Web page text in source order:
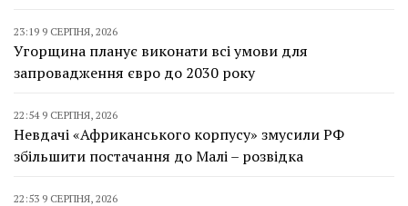
23:19 9 СЕРПНЯ, 2026
Угорщина планує виконати всі умови для
запровадження євро до 2030 року
22:54 9 СЕРПНЯ, 2026
Невдачі «Африканського корпусу» змусили РФ
збільшити постачання до Малі – розвідка
22:53 9 СЕРПНЯ, 2026